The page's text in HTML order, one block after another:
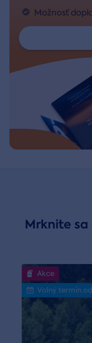
Možnosť
Mrknite
Akce
Volný termín